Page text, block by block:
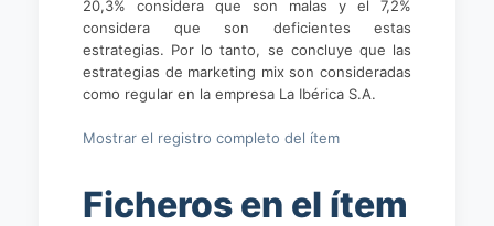
20,3% considera que son malas y el 7,2%
considera que son deficientes estas
estrategias. Por lo tanto, se concluye que las
estrategias de marketing mix son consideradas
como regular en la empresa La Ibérica S.A.
Mostrar el registro completo del ítem
Ficheros en el ítem